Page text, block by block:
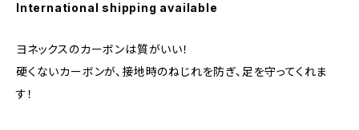
International shipping available
ヨネックスのカーボンは質がいい！
硬くないカーボンが、接地時のねじれを防ぎ、足を守ってくれま
す！